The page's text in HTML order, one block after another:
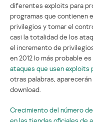
diferentes exploits para
programas que contienen
privilegios y tomar el
casi la totalidad de los
el incremento de
en 2012 lo más probable
ataques que usen
otras palabras,
download.
Crecimiento del número
en las tiendas oficiales de